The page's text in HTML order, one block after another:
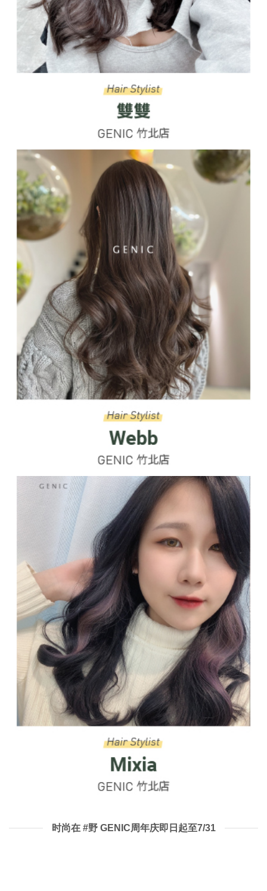
时尚在 #野 GENIC周年庆即日起至7/31